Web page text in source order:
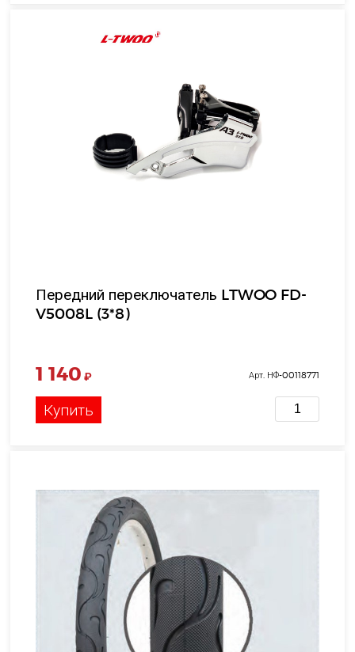
Передний переключатель LTWOO FD-
V5008L (3*8)
1 140 ₽ Арт. НФ-00118771
Купить